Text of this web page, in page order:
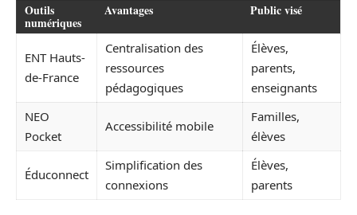
Outils
numériques
Avantages Public visé
ENT Hauts-
de-France
Centralisation des
ressources
pédagogiques
Élèves,
parents,
enseignants
NEO
Pocket
Accessibilité mobile
Familles,
élèves
Éduconnect
Simplification des
connexions
Élèves,
parents